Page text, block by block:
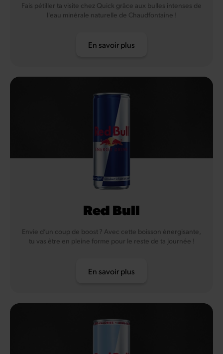
Fais pétiller ta visite chez Quick grâce aux bulles intenses de
l'eau minérale naturelle de Chaudfontaine !
En savoir plus
Red Bull
Envie d’un coup de boost ? Avec cette boisson énergisante,
tu vas être en pleine forme pour le reste de ta journée !
En savoir plus